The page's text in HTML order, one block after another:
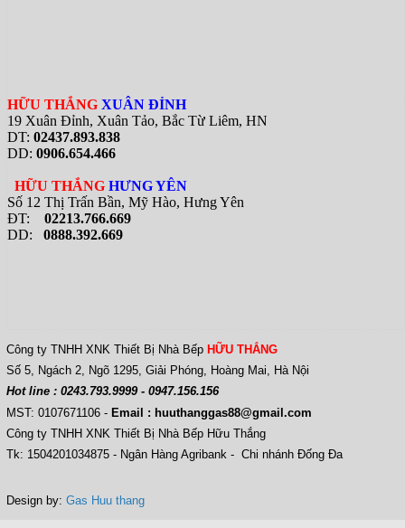
HỮU THẮNG XUÂN ĐỈNH
19 Xuân Đỉnh, Xuân Tảo, Bắc Từ Liêm, HN
DT: 02437.893.838
DD: 0906.654.466
HỮU THẮNG HƯNG YÊN
Số 12 Thị Trấn Bần, Mỹ Hào, Hưng Yên
ĐT: 02213.766.669
DD: 0888.392.669
Công ty TNHH XNK Thiết Bị Nhà Bếp HỮU THẮNG
Số 5, Ngách 2, Ngõ 1295, Giải Phóng, Hoàng Mai, Hà Nội
Hot line : 0243.793.9999 - 0947.156.156
MST: 0107671106 - Email : huuthanggas88@gmail.com
Công ty TNHH XNK Thiết Bị Nhà Bếp Hữu Thắng
Tk: 1504201034875 - Ngân Hàng Agribank - Chi nhánh Đống Đa
Design by: Gas Huu thang